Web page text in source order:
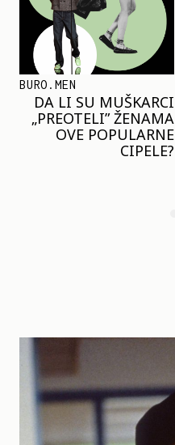
TRENDOVI
KLJUČNI TREND LETA:
MARGO ROBI I HEJLI
BIBER NOSE ISTI
MODNI DETALJ